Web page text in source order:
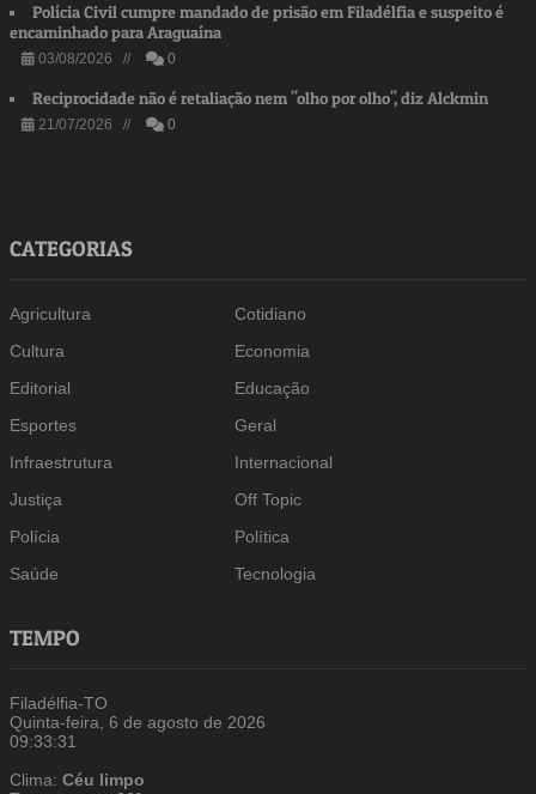
Polícia Civil cumpre mandado de prisão em Filadélfia e suspeito é
encaminhado para Araguaína
03/08/2026 // 0
Reciprocidade não é retaliação nem "olho por olho", diz Alckmin
21/07/2026 // 0
CATEGORIAS
Agricultura
Cotidiano
Cultura
Economia
Editorial
Educação
Esportes
Geral
Infraestrutura
Internacional
Justiça
Off Topic
Polícia
Política
Saúde
Tecnologia
TEMPO
Filadélfia-TO
Quinta-feira, 6 de agosto de 2026
09:33:32
Clima:Céu limpo